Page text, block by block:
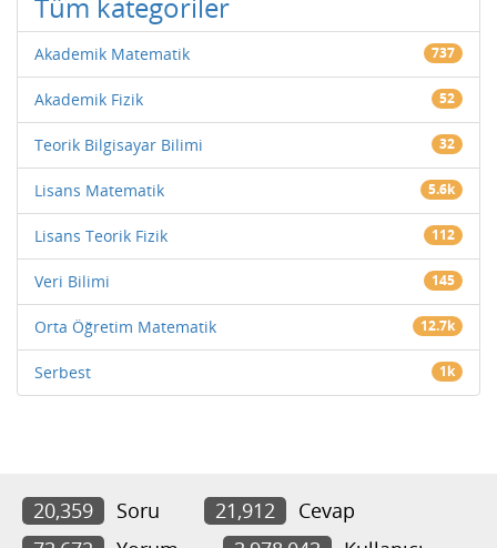
Akademik Matematik 737
Akademik Fizik 52
Teorik Bilgisayar Bilimi 32
Lisans Matematik 5.6k
Lisans Teorik Fizik 112
Veri Bilimi 145
Orta Öğretim Matematik 12.7k
Serbest 1k
20,359 Soru 21,912
Cevap